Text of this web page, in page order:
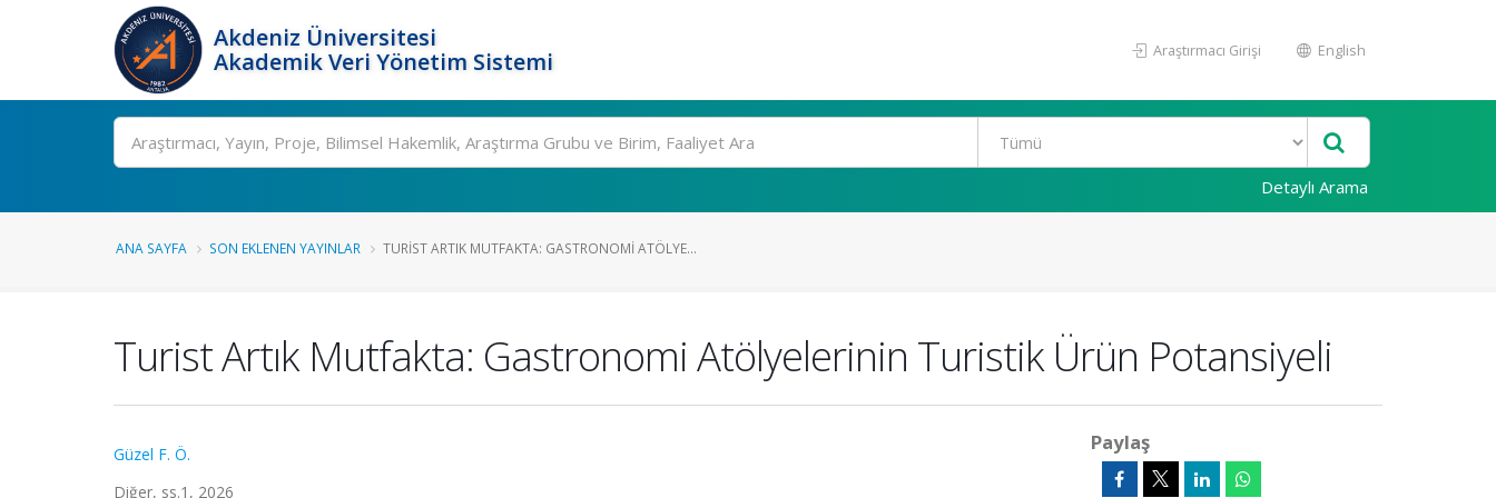
Akdeniz Üniversitesi
Akademik Veri Yönetim Sistemi
Araştırmacı Girişi English
Ara
Detaylı Arama
ANA SAYFA SON EKLENEN YAYINLAR TURIST ARTIK MUTFAKTA: GASTRONOMI ATÖLYE...
Turist Artık Mutfakta: Gastronomi Atölyelerinin Turistik Ürün Potansiyeli
Güzel F. Ö.
Diğer, ss.1, 2026
Paylaş